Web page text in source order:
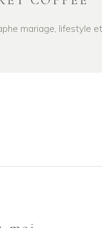
mariage, lifestyle